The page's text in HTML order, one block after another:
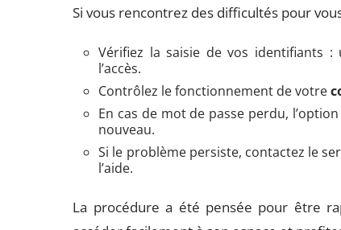
Si vous rencontrez des difficultés pour
Vérifiez la saisie de vos identifiants
l’accès.
Contrôlez le fonctionnement de votre
En cas de mot de passe perdu,
nouveau.
Si le problème persiste, contactez le
l’aide.
La procédure a été pensée pour être